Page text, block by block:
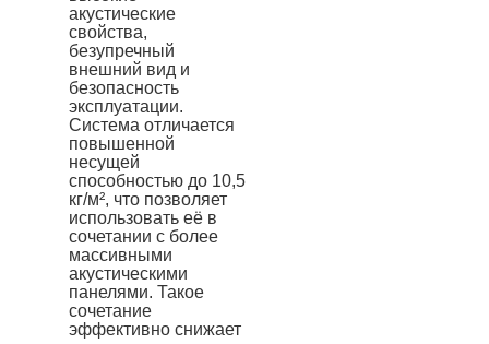
акустические
свойства,
безупречный
внешний вид и
безопасность
эксплуатации.
Система отличается
повышенной
несущей
способностью до 10,5
кг/м², что позволяет
использовать её в
сочетании с более
массивными
акустическими
панелями. Такое
сочетание
эффективно снижает